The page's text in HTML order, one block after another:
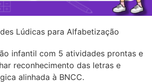
Lúdicas para Alfabetização
infantil com 5 atividades prontas e
reconhecimento das letras e
alinhada à BNCC.